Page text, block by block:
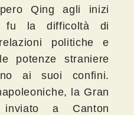
Qing agli inizi
fu la difficoltà di
politiche e
potenze straniere
ai suoi confini.
la Gran
inviato a Canton